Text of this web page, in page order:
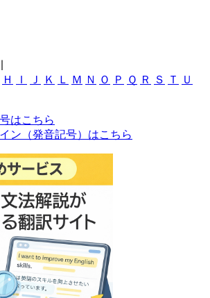
Ｈ Ｉ Ｊ Ｋ Ｌ Ｍ Ｎ Ｏ Ｐ Ｑ Ｒ Ｓ Ｔ
Ｕ
はこちら
ン（発音記号）はこちら